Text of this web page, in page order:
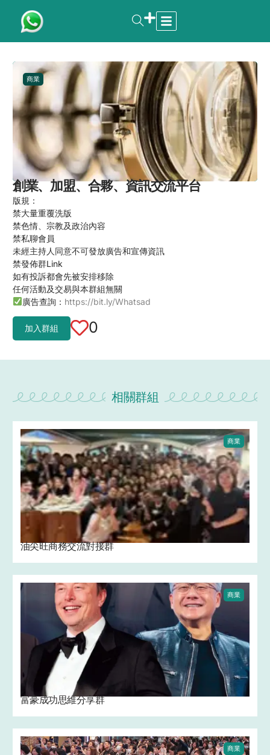
商業
創業、加盟、合夥、資訊交流平台
版規：
禁大量重覆洗版
禁色情、宗教及政治內容
禁私聊會員
未經主持人同意不可發放廣告和宣傳資訊
禁發佈群Link
如有投訴都會先被安排移除
任何活動及交易與本群組無關
廣告查詢： https://bit.ly/Whatsad
加入群組 0
相關群組
商業
油尖旺商務交流對接群
商業
富豪成功思維分享群
商業